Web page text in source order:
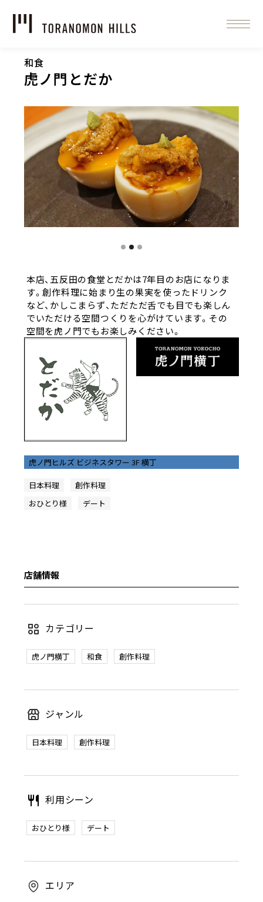
和食
虎ノ門とだか
虎ノ門ヒルズ ビジネスタワー 3F 横丁
日本料理
創作料理
おひとり様
デート
本店、五反田の食堂とだかは7年目のお店になりま
す。創作料理に始まり生の果実を使ったドリンク
など、かしこまらず、ただただ舌でも目でも楽しん
でいただける空間つくりを心がけています。その
空間を虎ノ門でもお楽しみください。
店舗情報
カテゴリー
虎ノ門横丁 和食 創作料理
ジャンル
日本料理 創作料理
利用シーン
おひとり様 デート
エリア